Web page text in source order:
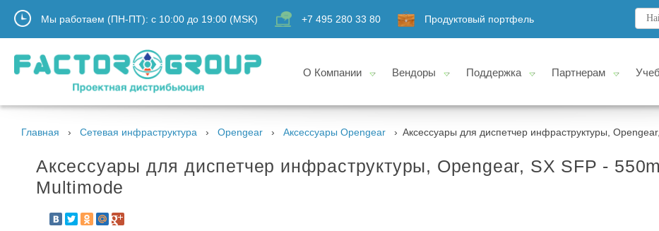
Мы работаем (ПН-ПТ): с 10:00 до 19:00 (MSK) +7 495 280 33 80 Продуктовый портфель
О Компании Вендоры Поддержка Партнерам
Главная Сетевая инфраструктура Opengear Аксессуары Opengear Аксессуары для диспетчер инфраструктуры,
Аксессуары для диспетчер инфраструктуры, Opengear, SX SFP -
Multimode